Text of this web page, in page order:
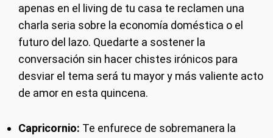
apenas en el living de tu casa te reclamen una
charla seria sobre la economía doméstica o el
futuro del lazo. Quedarte a sostener la
conversación sin hacer chistes irónicos para
desviar el tema será tu mayor y más valiente acto
de amor en esta quincena.
Capricornio: Te enfurece de sobremanera la